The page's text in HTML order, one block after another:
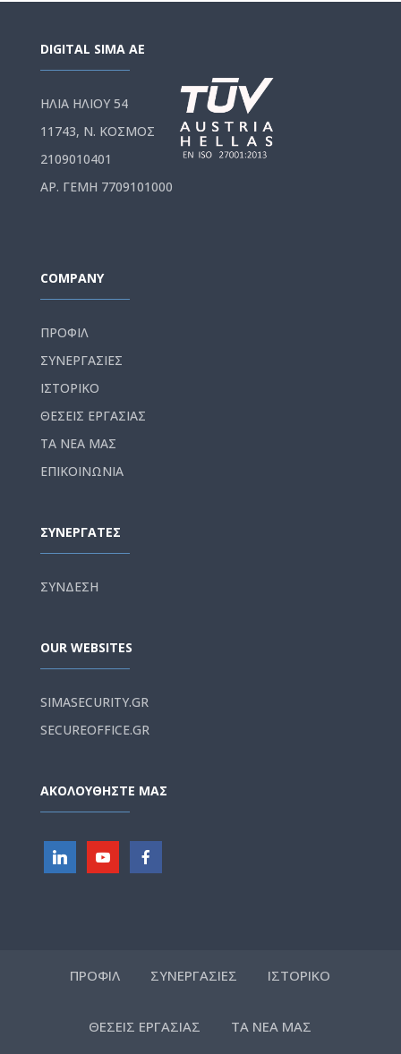
DIGITAL SIMA AE
ΗΛΙΑ ΗΛΙΟΥ 54
11743, Ν. ΚΟΣΜΟΣ
2109010401
ΑΡ. ΓΕΜΗ 7709101000
COMPANY
ΠΡΟΦΙΛ
ΣΥΝΕΡΓΑΣΙΕΣ
ΙΣΤΟΡΙΚΟ
ΘΕΣΕΙΣ ΕΡΓΑΣΙΑΣ
ΤΑ ΝΕΑ ΜΑΣ
ΕΠΙΚΟΙΝΩΝΙΑ
ΣΥΝΕΡΓΑΤΕΣ
ΣΥΝΔΕΣΗ
OUR WEBSITES
SIMASECURITY.GR
SECUREOFFICE.GR
ΑΚΟΛΟΥΘΗΣΤΕ ΜΑΣ
ΠΡΟΦΙΛ ΣΥΝΕΡΓΑΣΙΕΣ ΙΣΤΟΡΙΚΟ
ΘΕΣΕΙΣ ΕΡΓΑΣΙΑΣ ΤΑ ΝΕΑ ΜΑΣ